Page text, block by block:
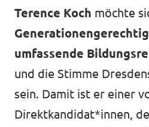
Terence Koch möchte
umfassende
und die Stimme
sein. Damit ist er einer
Direktkandidat*innen,